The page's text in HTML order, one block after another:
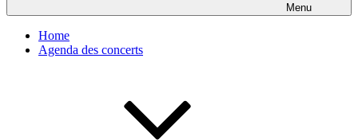
Menu
Home
Agenda des concerts